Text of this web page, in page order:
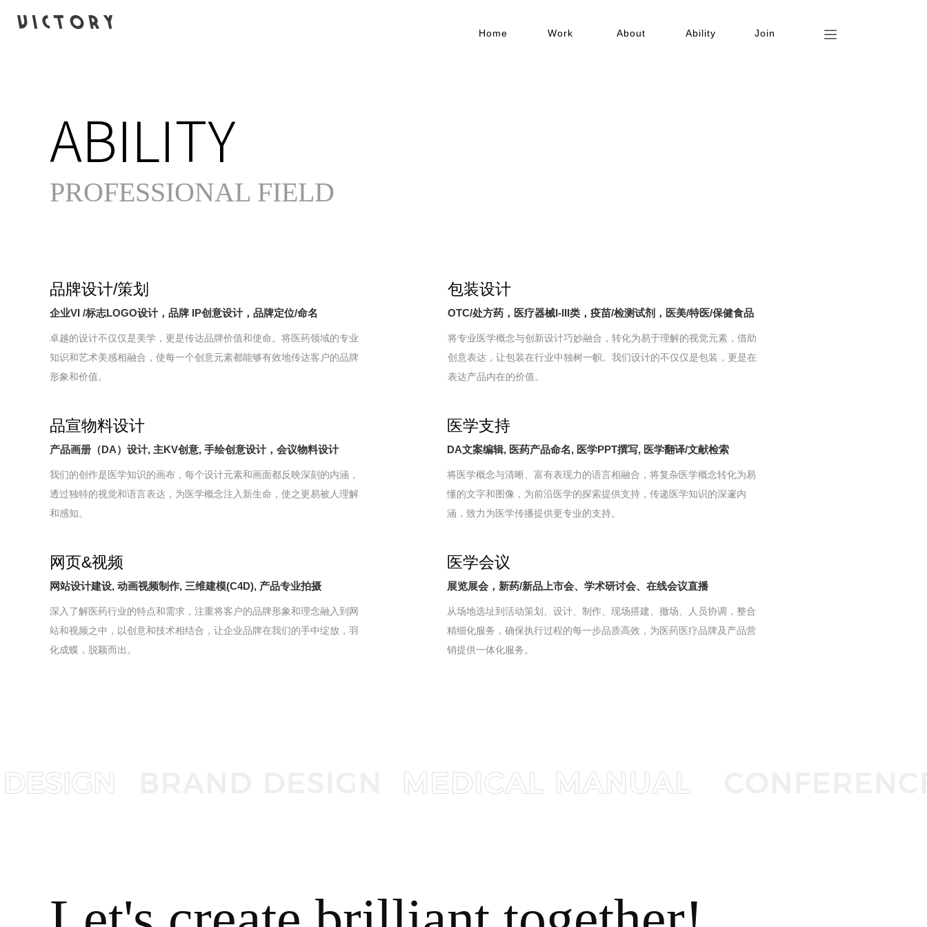
Home Work About Ability Join
ABILITY
PROFESSIONAL FIELD
品牌设计/策划
企业VI /标志LOGO设计，品牌 IP创意设计，品牌定位/命名
卓越的设计不仅仅是美学，更是传达品牌价值和使命。将医药领域的专业
知识和艺术美感相融合，使每一个创意元素都能够有效地传达客户的品牌
形象和价值。
包装设计
OTC/处方药，医疗器械I-III类，疫苗/检测试剂，医美/特医/保健食品
将专业医学概念与创新设计巧妙融合，转化为易于理解的视觉元素，借助
创意表达，让包装在行业中独树一帜。我们设计的不仅仅是包装，更是在
表达产品内在的价值。
品宣物料设计
产品画册（DA）设计, 主KV创意, 手绘创意设计，会议物料设计
我们的创作是医学知识的画布，每个设计元素和画面都反映深刻的内涵，
透过独特的视觉和语言表达，为医学概念注入新生命，使之更易被人理解
和感知。
医学支持
DA文案编辑, 医药产品命名, 医学PPT撰写, 医学翻译/文献检索
将医学概念与清晰、富有表现力的语言相融合，将复杂医学概念转化为易
懂的文字和图像，为前沿医学的探索提供支持，传递医学知识的深邃内
涵，致力为医学传播提供更专业的支持。
网页&视频
网站设计建设, 动画视频制作, 三维建模(C4D), 产品专业拍摄
深入了解医药行业的特点和需求，注重将客户的品牌形象和理念融入到网
站和视频之中，以创意和技术相结合，让企业品牌在我们的手中绽放，羽
化成蝶，脱颖而出。
医学会议
展览展会，新药/新品上市会、学术研讨会、在线会议直播
从场地选址到活动策划、设计、制作、现场搭建、撤场、人员协调，整合
精细化服务，确保执行过程的每一步品质高效，为医药医疗品牌及产品营
销提供一体化服务。